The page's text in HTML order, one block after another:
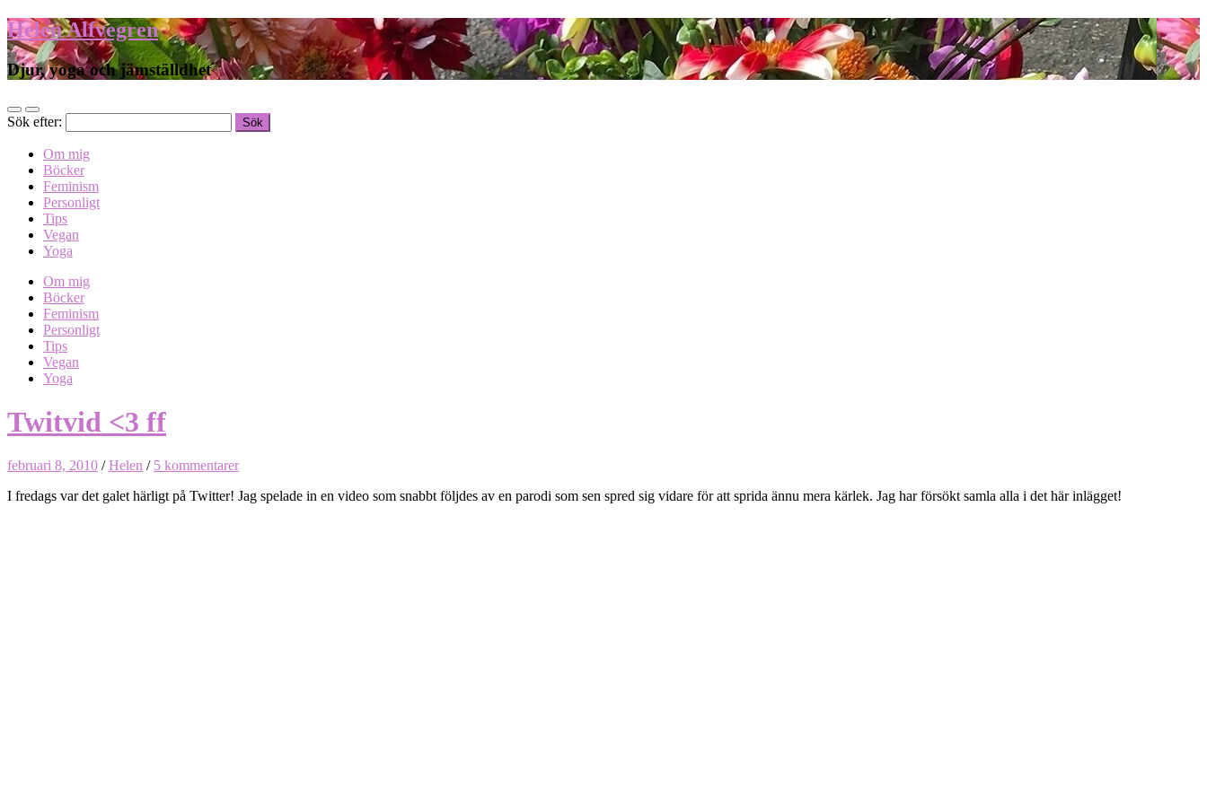
Helen Alfvegren
Djur, yoga och jämställdhet
Sök efter:
Om mig
Böcker
Feminism
Personligt
Tips
Vegan
Yoga
Om mig
Böcker
Feminism
Personligt
Tips
Vegan
Yoga
Twitvid <3 ff
februari 8, 2010 /Helen / 5 kommentarer
I fredags var det galet härligt på Twitter! Jag spelade in en video som snabbt följdes av en parodi som sen spred sig vidare för att sprida ännu mera kärlek. Jag har försökt samla alla i det här inlägget!